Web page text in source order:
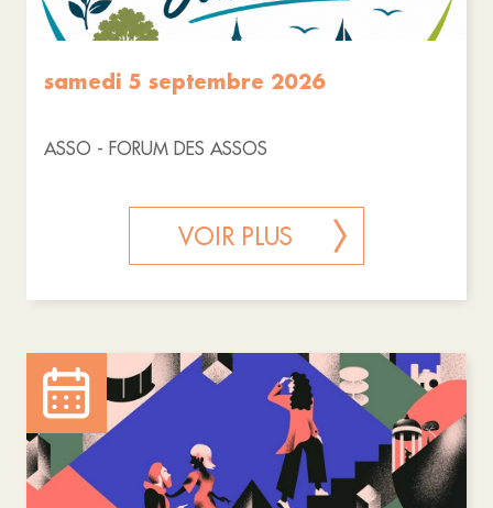
samedi 5 septembre 2026
ASSO - FORUM DES ASSOS
VOIR PLUS